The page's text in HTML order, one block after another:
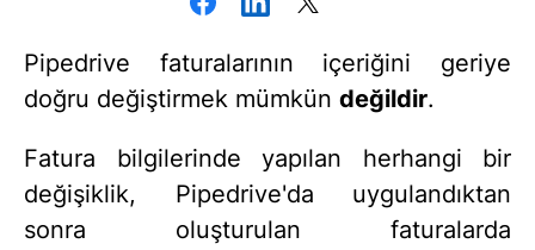
Pipedrive faturalarının içeriğini geriye
doğru değiştirmek mümkün değildir.
Fatura bilgilerinde yapılan herhangi bir
değişiklik, Pipedrive'da uygulandıktan
sonra oluşturulan faturalarda